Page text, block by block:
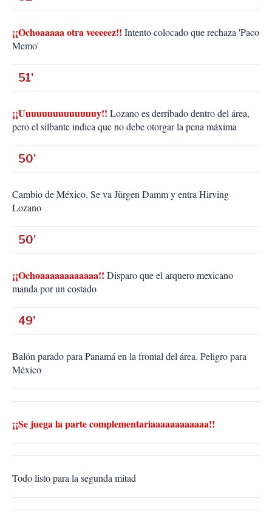
¡¡Ochoaaaaa otra veeeeez!! Intento colocado que rechaza 'Paco
Memo'
51'
¡¡Uuuuuuuuuuuuuuy!! Lozano es derribado dentro del área,
pero el silbante indica que no debe otorgar la pena máxima
50'
Cambio de México. Se va Jürgen Damm y entra Hirving
Lozano
50'
¡¡Ochoaaaaaaaaaaaa!! Disparo que el arquero mexicano
manda por un costado
49'
Balón parado para Panamá en la frontal del área. Peligro para
México
¡¡Se juega la parte complementariaaaaaaaaaaaa!!
Todo listo para la segunda mitad